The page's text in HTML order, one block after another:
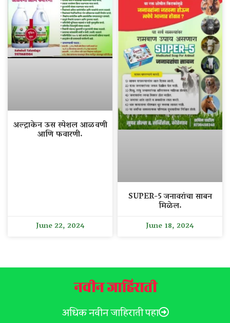
अल्ट्राकेन ऊस स्पेशल आळवणी
आणि फवारणी.
June 22, 2024
SUPER-5 जनावरांचा साबन
मिळेल.
June 18, 2024
नवीन जाहिराती
अधिक नवीन जाहिराती पहा